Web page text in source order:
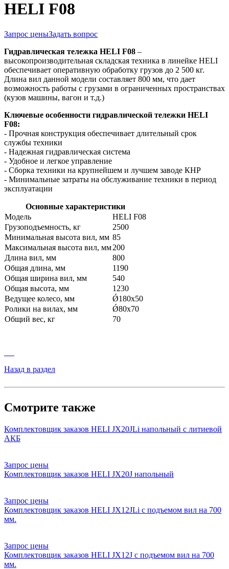
HELI F08
Запрос ценыЗадать вопрос
Гидравлическая тележка HELI F08 –
высокопроизводительная складская техника в линейке HELI
обеспечивает оперативную обработку грузов до 2 500 кг.
Длина вил данной модели составляет 800 мм, что дает
возможность работы с грузами в ограниченных пространствах
(кузов машины, вагон и т.д.)
Ключевые особенности гидравлической тележки HELI
F08:
- Прочная конструкция обеспечивает длительный срок
службы техники
- Надежная гидравлическая система
- Удобное и легкое управление
- Сборка техники на крупнейшем и лучшем заводе КНР
- Минимальные затраты на обслуживание техники в период
эксплуатации
Основные характеристики
Модель
HELI F08
Грузоподъемность, кг
2500
Минимальная высота вил, мм 85
Максимальная высота вил, мм200
Длина вил, мм
800
Общая длина, мм
1190
Общая ширина вил, мм
540
Общая высота, мм
1230
Ведущее колесо, мм
Ǿ180х50
Ролики на вилах, мм
Ǿ80х70
Общий вес, кг
70
Назад в раздел
Смотрите также
Комплектовщик заказов HELI JX20JLi напольный с литиевой
АКБ
Запрос цены
Комплектовщик заказов HELI JX20J напольный
Запрос цены
Комплектовщик заказов HELI JX12JLi с подъемом вил на 700
мм.
Запрос цены
Комплектовщик заказов HELI JX12J с подъемом вил на 700
мм.